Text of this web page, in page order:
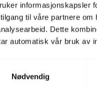
informasjonskapsler
til våre partnere
Dette
automatisk vår bruk av
Nødvendig